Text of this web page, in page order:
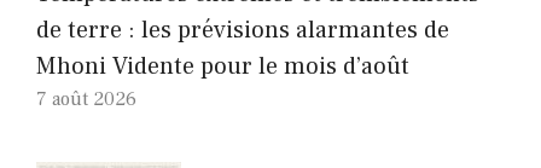
de terre : les prévisions alarmantes de
Mhoni Vidente pour le mois d’août
7 août 2026